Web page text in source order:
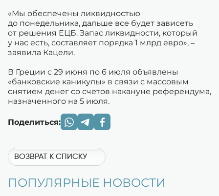
«Мы обеспечены ликвидностью
до понедельника, дальше все будет зависеть
от решения ЕЦБ. Запас ликвидности, который
у нас есть, составляет порядка 1 млрд евро», –
заявила Кацели.
В Греции с 29 июня по 6 июля объявлены
«банковские каникулы» в связи с массовым
снятием денег со счетов накануне референдума,
назначенного на 5 июля.
Поделиться:
ВОЗВРАТ К СПИСКУ
ПОПУЛЯРНЫЕ НОВОСТИ